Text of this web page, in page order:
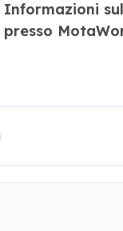
Informazioni
presso